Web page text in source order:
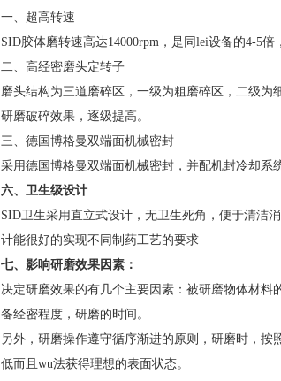
一、超高转速
SID胶体磨转速高达14000rpm，是同lei设备的4-5倍
二、高经密磨头定转子
磨头结构为三道磨碎区，一级为粗磨碎区，二级为
研磨破碎效果，逐级提高。
三、德国博格曼双端面机械密封
采用德国博格曼双端面机械密封，并配机封冷却系
六、卫生级设计
SID卫生采用直立式设计，无卫生死角，便于清洁
计能很好的实现不同制药工艺的要求
七、 影响研磨效果因素：
决定研磨效果的有几个主要因素：被研磨物体材
备经密程度，研磨的时间。
另外，研磨操作遵守循序渐进的原则，研磨时，
低而且wu法获得理想的表面状态。